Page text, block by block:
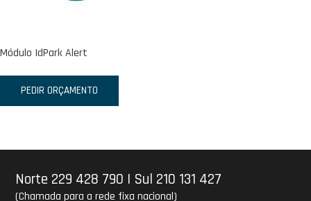
Módulo IdPark Alert
PEDIR ORÇAMENTO
Norte 229 428 790 | Sul 210 131 427
(Chamada para a rede fixa nacional)